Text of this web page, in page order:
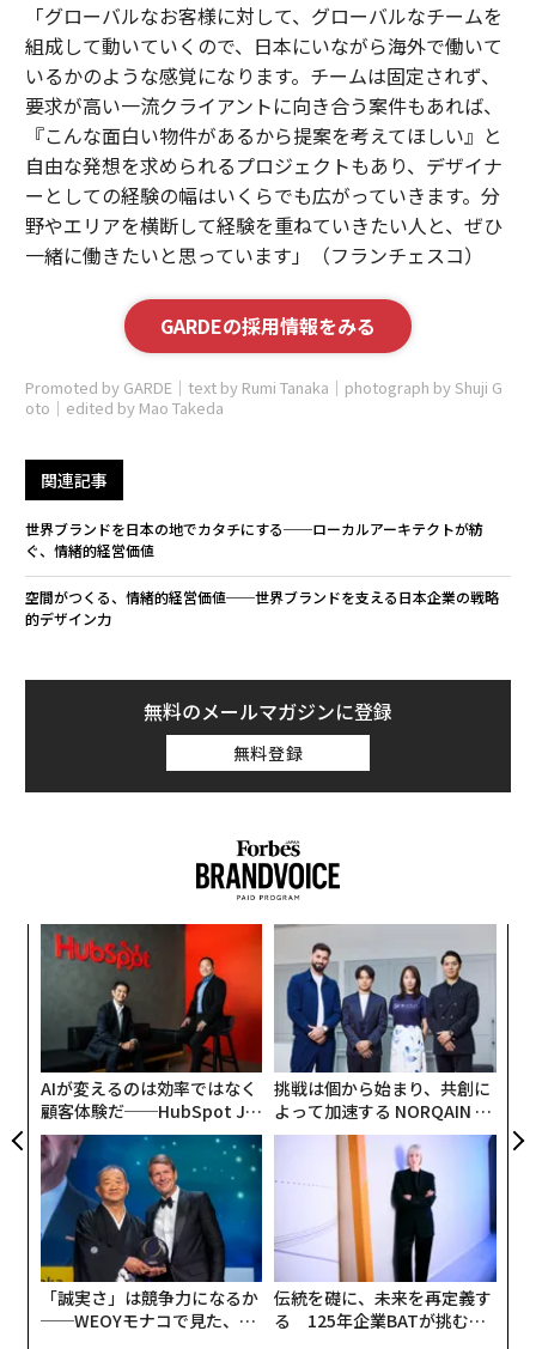
「グローバルなお客様に対して、グローバルなチームを
組成して動いていくので、日本にいながら海外で働いて
いるかのような感覚になります。チームは固定されず、
要求が高い一流クライアントに向き合う案件もあれば、
『こんな面白い物件があるから提案を考えてほしい』と
自由な発想を求められるプロジェクトもあり、デザイナ
ーとしての経験の幅はいくらでも広がっていきます。分
野やエリアを横断して経験を重ねていきたい人と、ぜひ
一緒に働きたいと思っています」（フランチェスコ）
GARDEの採用情報をみる
Promoted by GARDE｜text by Rumi Tanaka｜photograph by Shuji G
oto｜edited by Mao Takeda
関連記事
世界ブランドを日本の地でカタチにする──ローカルアーキテクトが紡
ぐ、情緒的経営価値
空間がつくる、情緒的経営価値──世界ブランドを支える日本企業の戦略
的デザイン力
無料のメールマガジンに登録
無料登録
AIが変えるのは効率ではなく
顧客体験だ──HubSpot Ja
panが語る「Grow Better」
な組織のつくり方
挑戦は個から始まり、共創に
よって加速する NORQAIN JA
PAN 特別座談会
「誠実さ」は競争力になるか
──WEOYモナコで見た、く
伝統を礎に、未来を再定義す
る 125年企業BATが挑むス